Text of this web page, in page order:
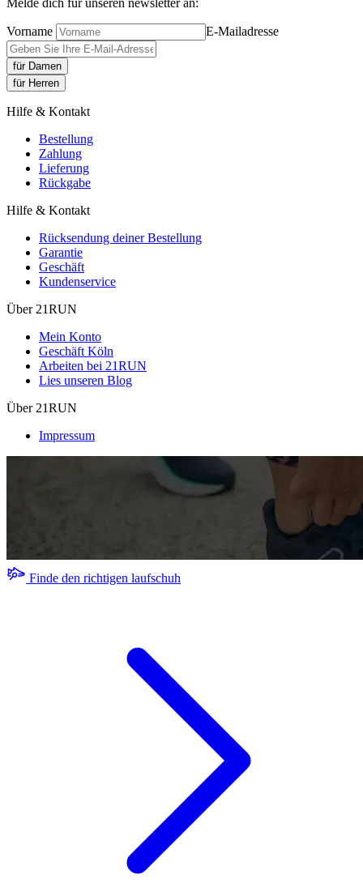
Melde dich für unseren newsletter an:
Vorname E-Mailadresse
für Damen
für Herren
Hilfe & Kontakt
Bestellung
Zahlung
Lieferung
Rückgabe
Hilfe & Kontakt
Rücksendung deiner Bestellung
Garantie
Geschäft
Kundenservice
Über 21RUN
Mein Konto
Geschäft Köln
Arbeiten bei 21RUN
Lies unseren Blog
Über 21RUN
Impressum
Finde den richtigen laufschuh